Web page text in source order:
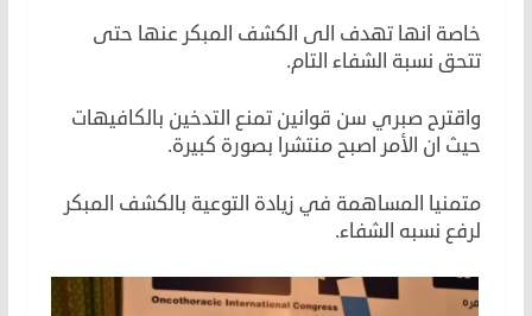
خاصة انها تهدف الى الكشف المبكر عنها حتى
تتحق نسبة الشفاء التام.
واقترح صبري سن قوانين تمنع التدخين بالكافيهات
حيث ان الأمر اصبح منتشرا بصورة كبيرة.
متمنيا المساهمة في زيادة التوعية بالكشف المبكر
لرفع نسبه الشفاء.